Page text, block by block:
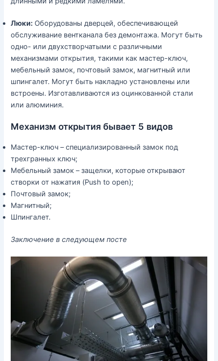
Люки: Оборудованы дверцей, обеспечивающей
обслуживание вентканала без демонтажа. Могут быть
одно- или двухстворчатыми с различными
механизмами открытия, такими как мастер-ключ,
мебельный замок, почтовый замок, магнитный или
шпингалет. Могут быть накладно установлены или
встроены. Изготавливаются из оцинкованной стали
или алюминия.
Механизм открытия бывает 5 видов
Мастер-ключ – специализированный замок под
трехгранных ключ;
Мебельный замок – защелки, которые открывают
створки от нажатия (Push to open);
Почтовый замок;
Магнитный;
Шпингалет.
Заключение в следующем посте